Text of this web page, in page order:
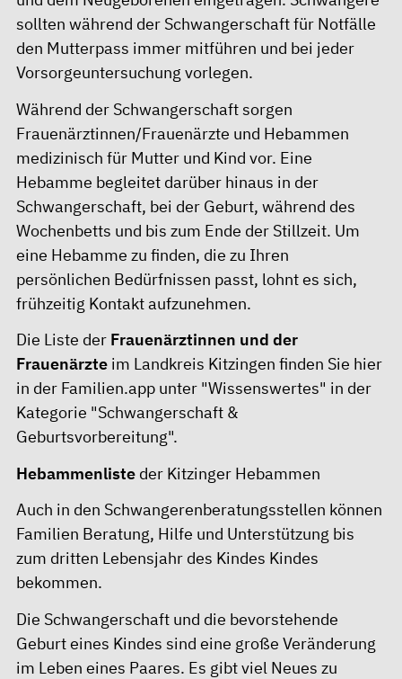
sollten während der Schwangerschaft für Notfälle
den Mutterpass immer mitführen und bei jeder
Vorsorgeuntersuchung vorlegen.
Während der Schwangerschaft sorgen
Frauenärztinnen/Frauenärzte und Hebammen
medizinisch für Mutter und Kind vor. Eine
Hebamme begleitet darüber hinaus in der
Schwangerschaft, bei der Geburt, während des
Wochenbetts und bis zum Ende der Stillzeit. Um
eine Hebamme zu finden, die zu Ihren
persönlichen Bedürfnissen passt, lohnt es sich,
frühzeitig Kontakt aufzunehmen.
Die Liste der Frauenärztinnen und der
Frauenärzte im Landkreis Kitzingen finden Sie hier
in der Familien.app unter "Wissenswertes" in der
Kategorie "Schwangerschaft &
Geburtsvorbereitung".
Hebammenliste der Kitzinger Hebammen
Auch in den Schwangerenberatungsstellen können
Familien Beratung, Hilfe und Unterstützung bis
zum dritten Lebensjahr des Kindes Kindes
bekommen.
Die Schwangerschaft und die bevorstehende
Geburt eines Kindes sind eine große Veränderung
im Leben eines Paares. Es gibt viel Neues zu